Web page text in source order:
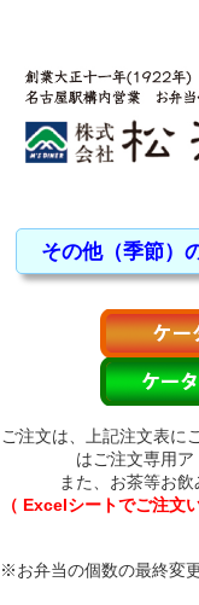
その他（季節）
ご注文は、上記注文表に
はご注文専用ア
また、お茶等お
（ Excelシートでご注文
※お弁当の個数の最終変